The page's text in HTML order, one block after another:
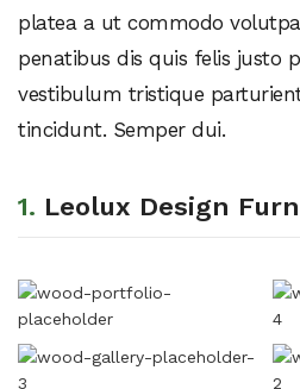
platea a ut commodo
penatibus dis quis felis justo
vestibulum tristique
tincidunt. Semper dui.
1. Leolux Design